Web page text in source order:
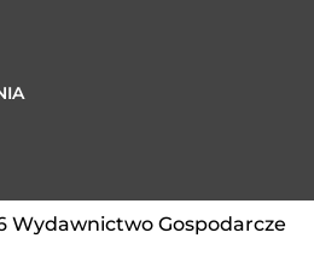
Wydawnictwo Gospodarcze